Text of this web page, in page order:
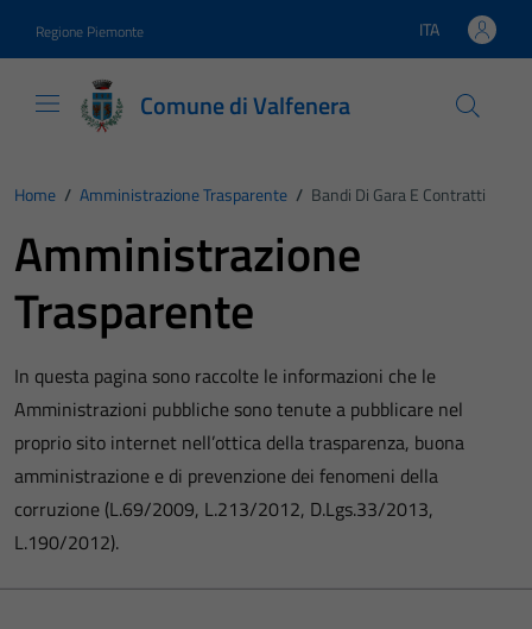
Regione Piemonte Lingua attiva:
ITA
Comune di Valfenera
Home / Amministrazione Trasparente / Bandi Di Gara E Contratti
Amministrazione
Trasparente
In questa pagina sono raccolte le informazioni che le
Amministrazioni pubbliche sono tenute a pubblicare nel
proprio sito internet nell’ottica della trasparenza, buona
amministrazione e di prevenzione dei fenomeni della
corruzione (L.69/2009, L.213/2012, D.Lgs.33/2013,
L.190/2012).